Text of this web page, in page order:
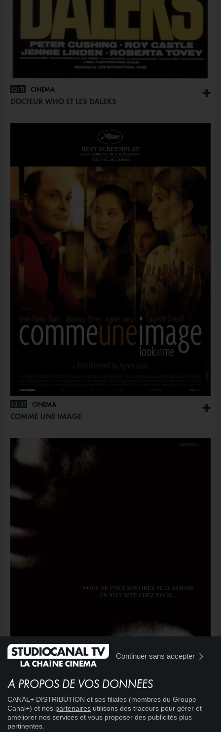
+
12:11 CINÉMA
DOCTEUR WHO ET LES DALEKS
+
13:31 CINÉMA
COMME UNE IMAGE
15:17 CINÉMA
Continuer sans accepter
À PROPOS DE VOS DONNÉES
CANAL+ DISTRIBUTION et ses filiales (membres du Groupe
Canal+) et nos partenaires utilisons des traceurs pour gérer et
améliorer nos services et vous proposer des publicités plus
pertinentes.